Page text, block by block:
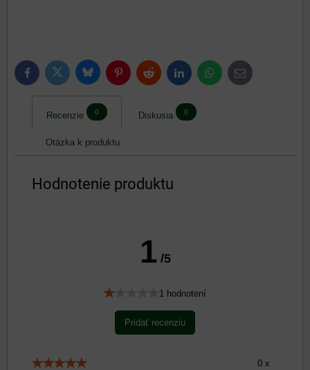
FacebookTwitter BlueskyPinterestReddit LinkedInWhatsApp
E-
mail
Recenzie 0 Diskusia 0
Otázka k produktu
Hodnotenie produktu
1 /5
1 hodnotení
Pridať recenziu
0 x